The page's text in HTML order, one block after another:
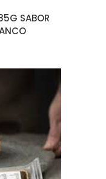
SABOR